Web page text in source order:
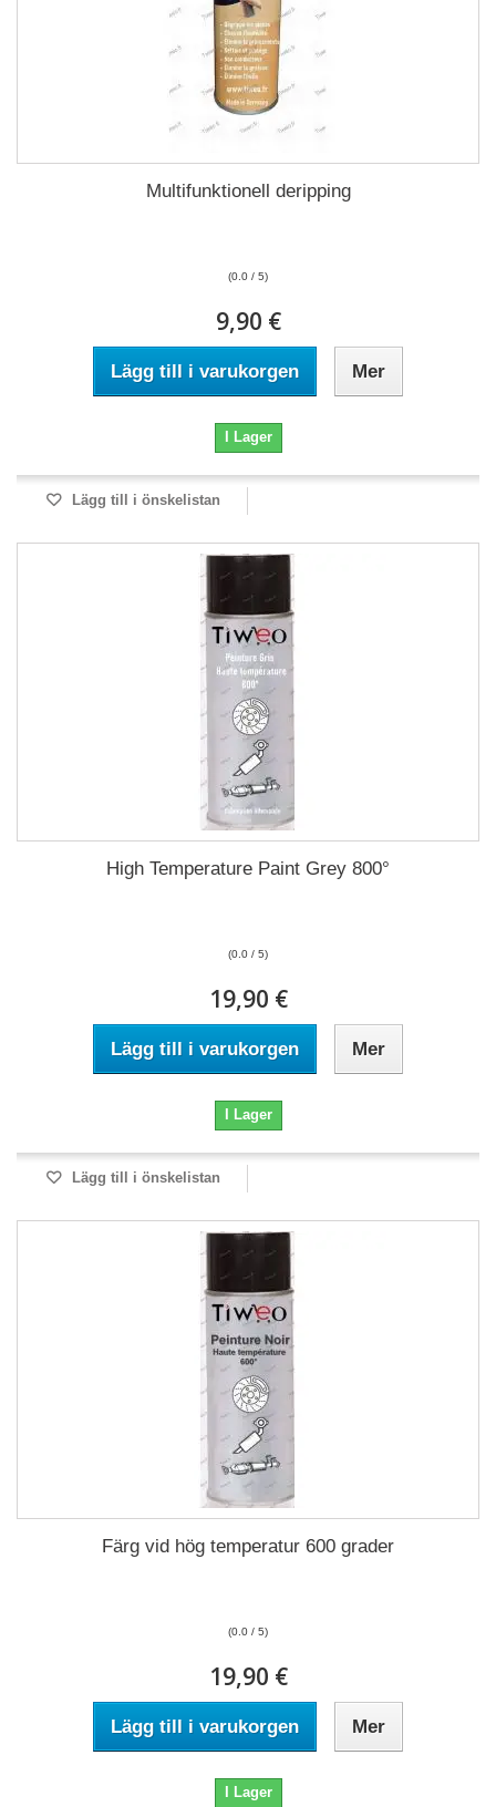
Multifunktionell deripping
(0.0 / 5)
9,90 €
Lägg till i varukorgen Mer
I Lager
Lägg till i önskelistan
High Temperature Paint Grey 800°
(0.0 / 5)
19,90 €
Lägg till i varukorgen Mer
I Lager
Lägg till i önskelistan
Färg vid hög temperatur 600 grader
(0.0 / 5)
19,90 €
Lägg till i varukorgen Mer
I Lager